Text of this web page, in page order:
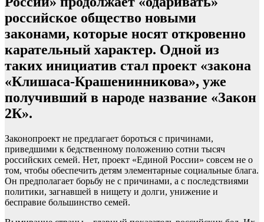
российское общество новыми
законами, которые носят откровенно
карательный характер. Одной из
таких инициатив стал проект «закона
«Клишаса-Крашенинникова», уже
получивший в народе название «Закон
2К».
Законопроект не предлагает бороться с причинами,
приведшими к бедственному положению сотни тысяч
российских семей. Нет, проект «Единой России» совсем не о
том, чтобы обеспечить детям элементарные социальные блага.
Он предполагает борьбу не с причинами, а с последствиями
политики, загнавшей в нищету и долги, унижение и
бесправие большинство семей.